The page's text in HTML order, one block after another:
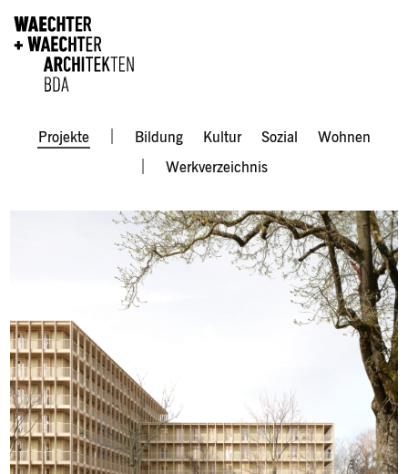
Projekte Bildung Kultur Sozial
Wohnen
Werkverzeichnis